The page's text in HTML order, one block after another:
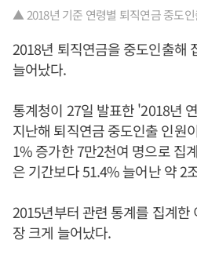
▲ 2018년 기준 연령별 퇴직연금 중도
2018년 퇴직연금을 중도인출해
늘어났다.
통계청이 27일 발표한 '2018년
지난해 퇴직연금 중도인출 인원
1% 증가한 7만2천여 명으로 집
은 기간보다 51.4% 늘어난 약 2
2015년부터 관련 통계를 집계한
장 크게 늘어났다.